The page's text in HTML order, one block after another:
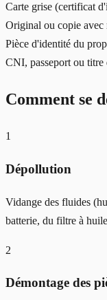
Carte grise (certificat
Original ou copie avec
Pièce d'identité du
CNI, passeport ou titre
Comment se
1
Dépollution
Vidange des fluides
batterie, du filtre à
2
Démontage des